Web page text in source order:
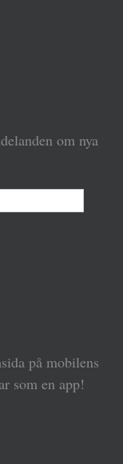
om nya
på mobilens
som en app!